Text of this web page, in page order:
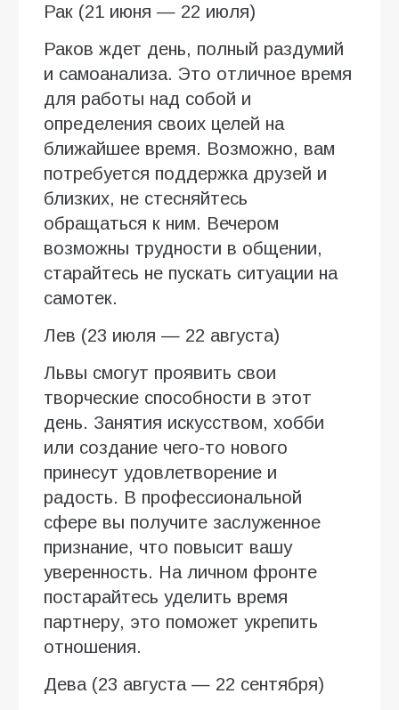
Рак (21 июня — 22 июля)
Раков ждет день, полный раздумий
и самоанализа. Это отличное время
для работы над собой и
определения своих целей на
ближайшее время. Возможно, вам
потребуется поддержка друзей и
близких, не стесняйтесь
обращаться к ним. Вечером
возможны трудности в общении,
старайтесь не пускать ситуации на
самотек.
Лев (23 июля — 22 августа)
Львы смогут проявить свои
творческие способности в этот
день. Занятия искусством, хобби
или создание чего-то нового
принесут удовлетворение и
радость. В профессиональной
сфере вы получите заслуженное
признание, что повысит вашу
уверенность. На личном фронте
постарайтесь уделить время
партнеру, это поможет укрепить
отношения.
Дева (23 августа — 22 сентября)